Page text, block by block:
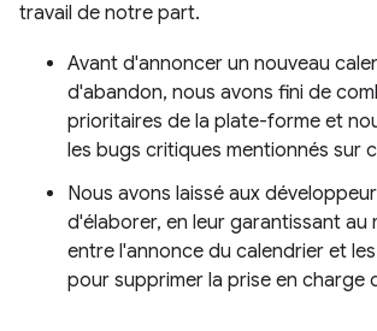
travail de notre part.
Avant d'annoncer un nouveau
d'abandon, nous avons fini de
prioritaires de la plate-forme et
les bugs critiques mentionnés sur
Nous avons laissé aux
d'élaborer, en leur garantissant au
entre l'annonce du calendrier et
pour supprimer la prise en charge